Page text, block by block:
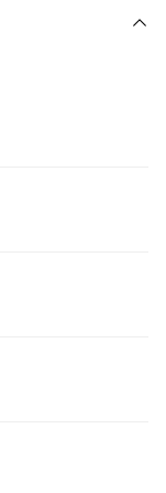
Multi-
Marken
Chrome,
sorgt
Der
verschiedene